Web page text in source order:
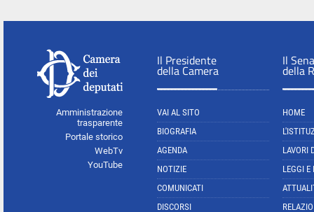
Amministrazione
trasparente
Portale storico
WebTv
YouTube
Il Presidente
della Camera
VAI AL SITO
BIOGRAFIA
AGENDA
NOTIZIE
COMUNICATI
DISCORSI
Il
della
HOME
LAVORI
LEGGI E